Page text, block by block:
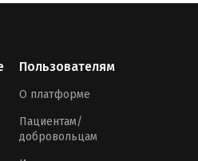
Пользователям
О платформе
Пациентам/
добровольцам